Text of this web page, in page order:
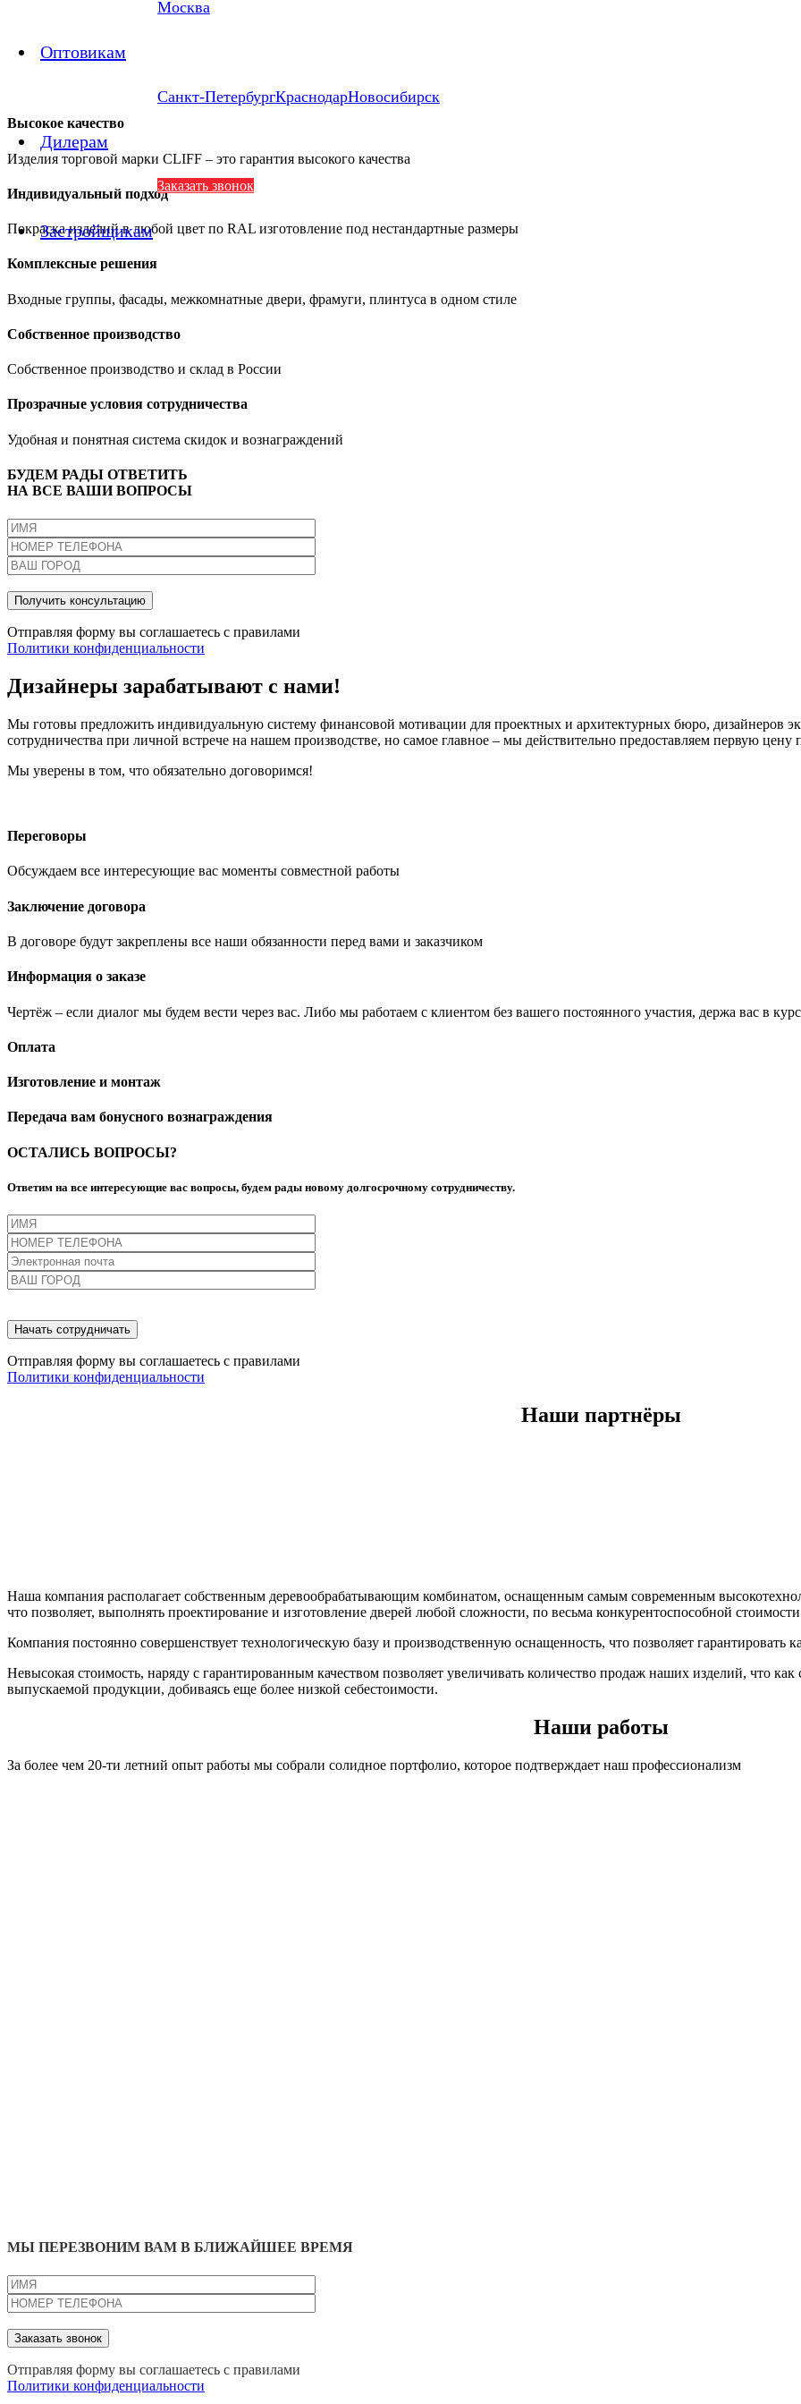
Оптовикам
Дилерам
Застройщикам
Москва
Санкт-ПетербургКраснодарНовосибирск
Заказать звонок
Высокое качество
Изделия торговой марки CLIFF – это гарантия высокого качества
Индивидуальный подход
Покраска изделий в любой цвет по RAL изготовление под нестандартные размеры
Комплексные решения
Входные группы, фасады, межкомнатные двери, фрамуги, плинтуса в одном стиле
Собственное производство
Собственное производство и склад в России
Прозрачные условия сотрудничества
Удобная и понятная система скидок и вознаграждений
БУДЕМ РАДЫ ОТВЕТИТЬ
НА ВСЕ ВАШИ ВОПРОСЫ
Отправляя форму вы соглашаетесь с правилами
Политики конфиденциальности
Дизайнеры зарабатывают с нами!
Мы готовы предложить индивидуальную систему финансовой мотивации для проектных и архитектурных бюро, дизайнеров
сотрудничества при личной встрече на нашем производстве, но самое главное – мы действительно предоставляем первую
Мы уверены в том, что обязательно договоримся!
Переговоры
Обсуждаем все интересующие вас моменты совместной работы
Заключение договора
В договоре будут закреплены все наши обязанности перед вами и заказчиком
Информация о заказе
Чертёж – если диалог мы будем вести через вас. Либо мы работаем с клиентом без вашего постоянного участия, держа вас в
Оплата
Изготовление и монтаж
Передача вам бонусного вознаграждения
ОСТАЛИСЬ ВОПРОСЫ?
Ответим на все интересующие вас вопросы, будем рады новому долгосрочному сотрудничеству.
Отправляя форму вы соглашаетесь с правилами
Политики конфиденциальности
Наши партнёры
Наша компания располагает собственным деревообрабатывающим комбинатом, оснащенным самым современным
что позволяет, выполнять проектирование и изготовление дверей любой сложности, по весьма конкурентоспособной
Компания постоянно совершенствует технологическую базу и производственную оснащенность, что позволяет гарантировать
Невысокая стоимость, наряду с гарантированным качеством позволяет увеличивать количество продаж наших изделий, что
выпускаемой продукции, добиваясь еще более низкой себестоимости.
Наши работы
За более чем 20-ти летний опыт работы мы собрали солидное портфолио, которое подтверждает наш профессионализм
МЫ ПЕРЕЗВОНИМ ВАМ В БЛИЖАЙШЕЕ ВРЕМЯ
Отправляя форму вы соглашаетесь с правилами
Политики конфиденциальности